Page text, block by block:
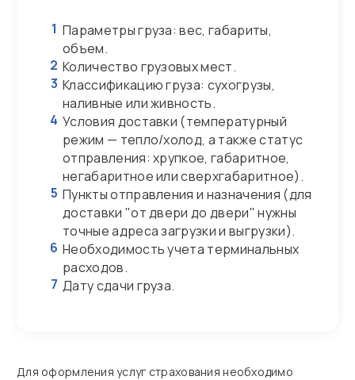
1 Параметры груза: вес, габариты,
объем.
2 Количество грузовых мест.
3 Классификацию груза: сухогрузы,
наливные или живность.
4 Условия доставки (температурный
режим — тепло/холод, а также статус
отправления: хрупкое, габаритное,
негабаритное или сверхгабаритное).
5 Пункты отправления и назначения (для
доставки "от двери до двери" нужны
точные адреса загрузки и выгрузки).
6 Необходимость учета терминальных
расходов.
7 Дату сдачи груза.
Для оформления услуг страхования необходимо